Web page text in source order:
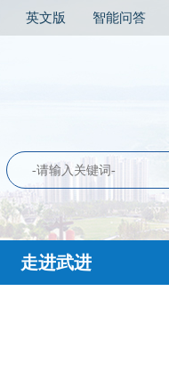
英文版 智能问答
走进武进